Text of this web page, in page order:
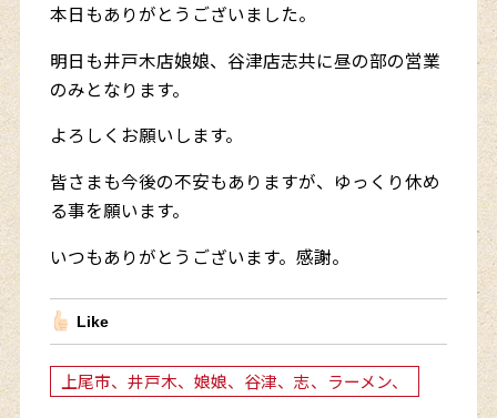
本日もありがとうございました。
明日も井戸木店娘娘、谷津店志共に昼の部の営業
のみとなります。
よろしくお願いします。
皆さまも今後の不安もありますが、ゆっくり休め
る事を願います。
いつもありがとうございます。感謝。
Like
上尾市、井戸木、娘娘、谷津、志、ラーメン、